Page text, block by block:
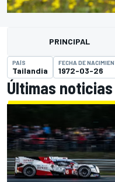
PRINCIPAL
PAÍS
Tailandia
FECHA DE
1972-03-26
Últimas